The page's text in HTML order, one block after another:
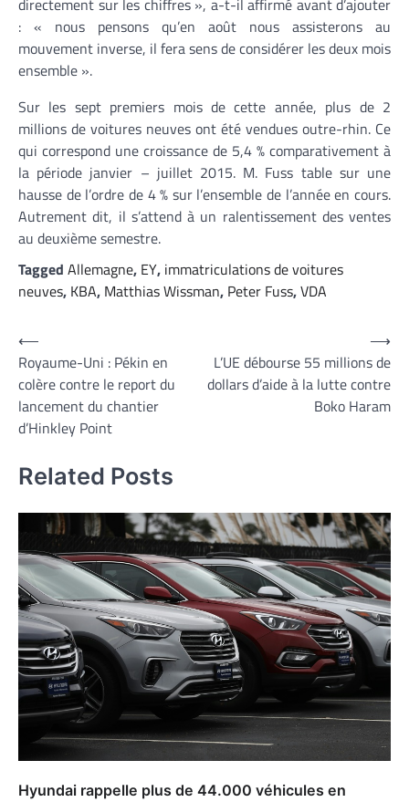
directement sur les chiffres », a-t-il affirmé avant d’ajouter
: « nous pensons qu’en août nous assisterons au
mouvement inverse, il fera sens de considérer les deux mois
ensemble ».
Sur les sept premiers mois de cette année, plus de 2
millions de voitures neuves ont été vendues outre-rhin. Ce
qui correspond une croissance de 5,4 % comparativement à
la période janvier – juillet 2015. M. Fuss table sur une
hausse de l’ordre de 4 % sur l’ensemble de l’année en cours.
Autrement dit, il s’attend à un ralentissement des ventes
au deuxième semestre.
Tagged Allemagne, EY, immatriculations de voitures
neuves, KBA, Matthias Wissman, Peter Fuss,VDA
Navigation
de
l’article
⟵
Royaume-Uni : Pékin en
colère contre le report du
lancement du chantier
d’Hinkley Point
L’UE débourse 55 millions de
dollars d’aide à la lutte contre
Boko Haram
⟶
Related Posts
Hyundai rappelle plus de 44.000 véhicules en